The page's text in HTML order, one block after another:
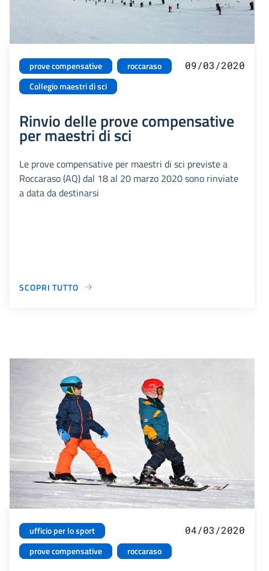
prove compensative
roccaraso
Collegio maestri di sci
09/03/2020
Rinvio delle prove compensative
per maestri di sci
Le prove compensative per maestri di sci previste a
Roccaraso (AQ) dal 18 al 20 marzo 2020 sono rinviate
a data da destinarsi
SCOPRI TUTTO
ufficio per lo sport
prove compensative
roccaraso
04/03/2020